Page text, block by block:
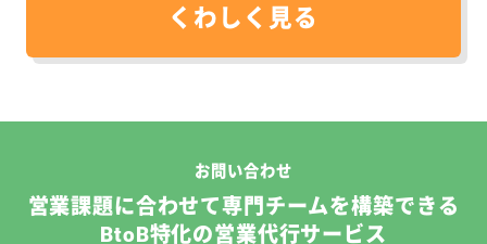
くわしく見る
お問い合わせ
営業課題に合わせて専門チームを構築できる
BtoB特化の営業代行サービス